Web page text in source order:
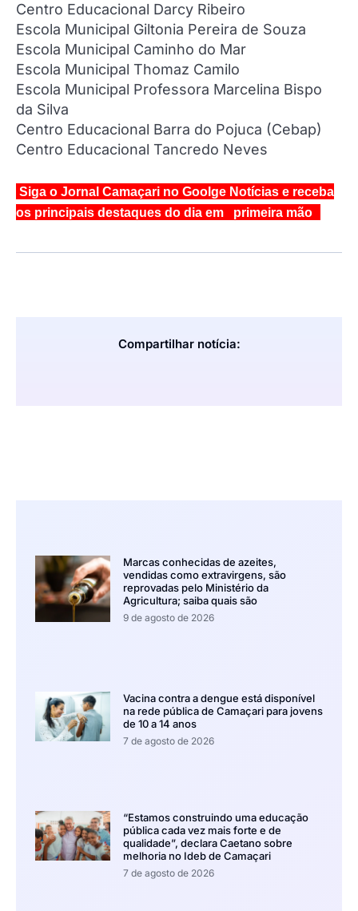
Centro Educacional Darcy Ribeiro
Escola Municipal Giltonia Pereira de Souza
Escola Municipal Caminho do Mar
Escola Municipal Thomaz Camilo
Escola Municipal Professora Marcelina Bispo
da Silva
Centro Educacional Barra do Pojuca (Cebap)
Centro Educacional Tancredo Neves
Siga o Jornal Camaçari no Goolge Notícias e receba
os principais destaques do dia em primeira mão
Compartilhar notícia:
Marcas conhecidas de azeites,
vendidas como extravirgens, são
reprovadas pelo Ministério da
Agricultura; saiba quais são
9 de agosto de 2026
Vacina contra a dengue está disponível
na rede pública de Camaçari para jovens
de 10 a 14 anos
7 de agosto de 2026
“Estamos construindo uma educação
pública cada vez mais forte e de
qualidade”, declara Caetano sobre
melhoria no Ideb de Camaçari
7 de agosto de 2026